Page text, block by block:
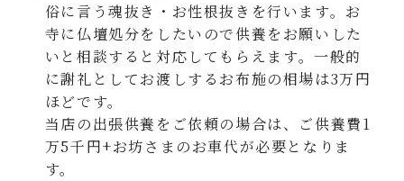
俗に言う魂抜き・お性根抜きを行います。お
寺に仏壇処分をしたいので供養をお願いした
いと相談すると対応してもらえます。一般的
に謝礼としてお渡しするお布施の相場は3万円
ほどです。
当店の出張供養をご依頼の場合は、ご供養費1
万5千円+お坊さまのお車代が必要となりま
す。